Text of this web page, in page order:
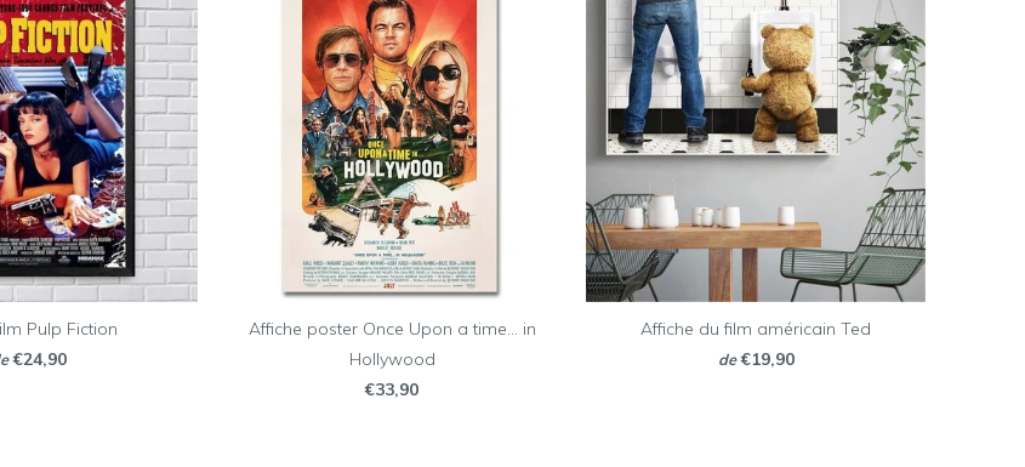
Pulp Fiction
€24,90
Affiche poster Once Upon a time... in
Hollywood
€33,90
Affiche du film américain Ted
de €19,90